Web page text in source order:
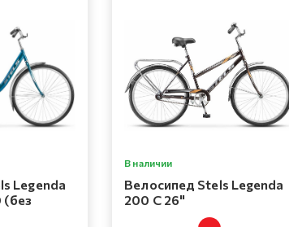
Legenda
(без
В наличии
Велосипед Stels Legenda
200 C 26"